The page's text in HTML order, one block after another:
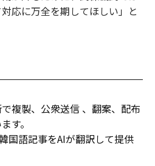
応に万全を期してほしい」と
複製、公衆送信 、翻案、配布
す。
国語記事をAIが翻訳して提供